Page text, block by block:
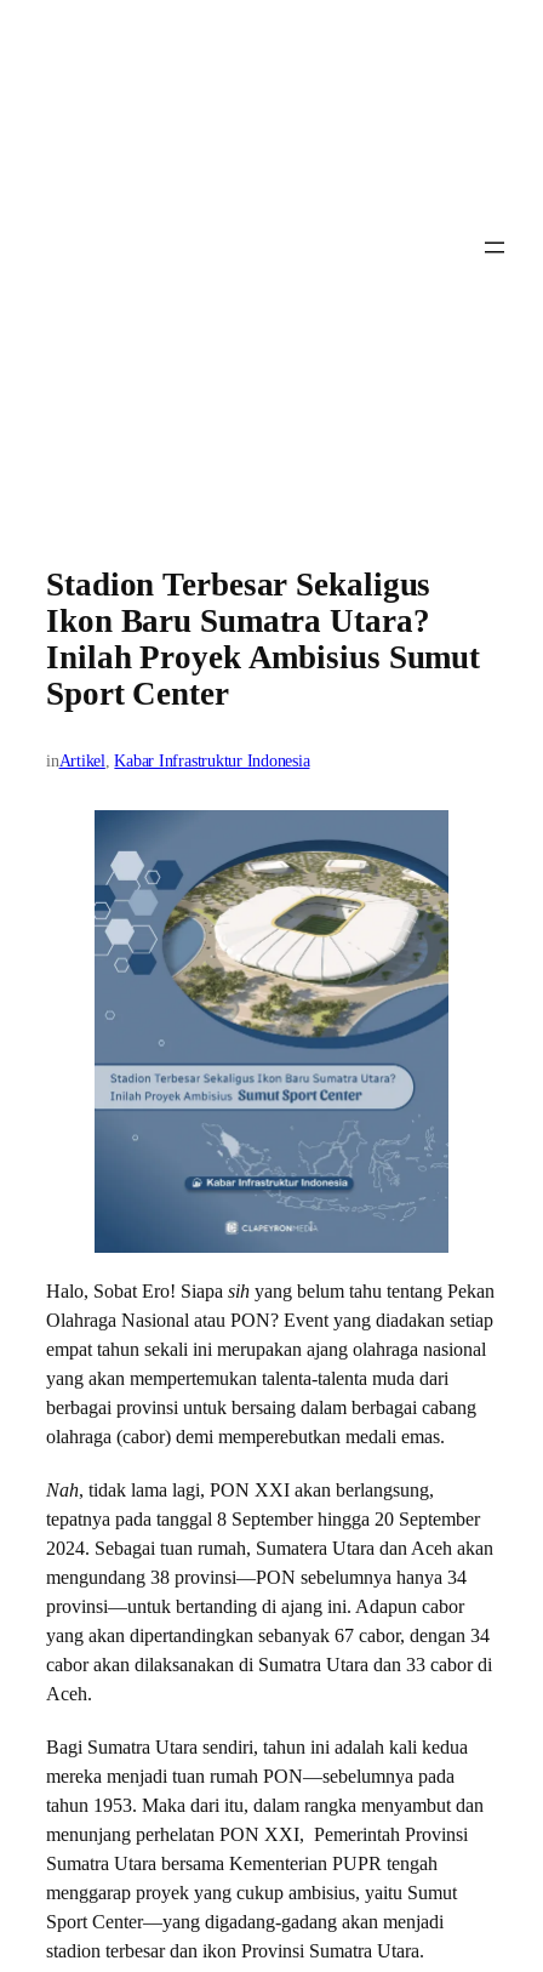
Stadion Terbesar Sekaligus
Ikon Baru Sumatra Utara?
Inilah Proyek Ambisius Sumut
Sport Center
inArtikel, Kabar Infrastruktur Indonesia
Halo, Sobat Ero! Siapa sih yang belum tahu tentang Pekan
Olahraga Nasional atau PON? Event yang diadakan setiap
empat tahun sekali ini merupakan ajang olahraga nasional
yang akan mempertemukan talenta-talenta muda dari
berbagai provinsi untuk bersaing dalam berbagai cabang
olahraga (cabor) demi memperebutkan medali emas.
Nah, tidak lama lagi, PON XXI akan berlangsung,
tepatnya pada tanggal 8 September hingga 20 September
2024. Sebagai tuan rumah, Sumatera Utara dan Aceh akan
mengundang 38 provinsi—PON sebelumnya hanya 34
provinsi—untuk bertanding di ajang ini. Adapun cabor
yang akan dipertandingkan sebanyak 67 cabor, dengan 34
cabor akan dilaksanakan di Sumatra Utara dan 33 cabor di
Aceh.
Bagi Sumatra Utara sendiri, tahun ini adalah kali kedua
mereka menjadi tuan rumah PON—sebelumnya pada
tahun 1953. Maka dari itu, dalam rangka menyambut dan
menunjang perhelatan PON XXI, Pemerintah Provinsi
Sumatra Utara bersama Kementerian PUPR tengah
menggarap proyek yang cukup ambisius, yaitu Sumut
Sport Center—yang digadang-gadang akan menjadi
stadion terbesar dan ikon Provinsi Sumatra Utara.